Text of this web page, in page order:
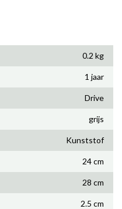
0.2 kg
1 jaar
Drive
grijs
Kunststof
24 cm
28 cm
2.5 cm